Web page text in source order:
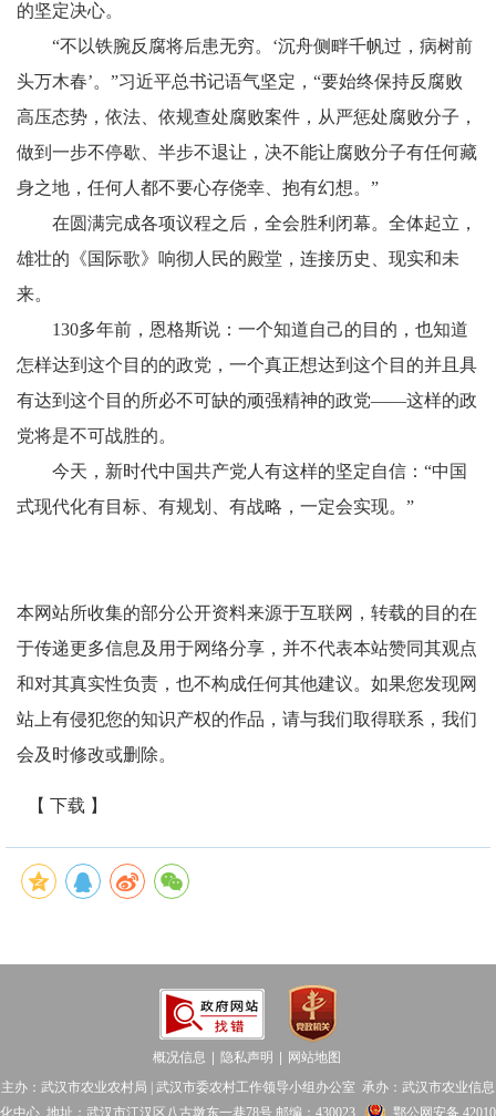
的坚定决心。
“不以铁腕反腐将后患无穷。‘沉舟侧畔千帆过，病树前
头万木春’。”习近平总书记语气坚定，“要始终保持反腐败
高压态势，依法、依规查处腐败案件，从严惩处腐败分子，
做到一步不停歇、半步不退让，决不能让腐败分子有任何藏
身之地，任何人都不要心存侥幸、抱有幻想。”
在圆满完成各项议程之后，全会胜利闭幕。全体起立，
雄壮的《国际歌》响彻人民的殿堂，连接历史、现实和未
来。
130多年前，恩格斯说：一个知道自己的目的，也知道
怎样达到这个目的的政党，一个真正想达到这个目的并且具
有达到这个目的所必不可缺的顽强精神的政党——这样的政
党将是不可战胜的。
今天，新时代中国共产党人有这样的坚定自信：“中国
式现代化有目标、有规划、有战略，一定会实现。”
本网站所收集的部分公开资料来源于互联网，转载的目的在
于传递更多信息及用于网络分享，并不代表本站赞同其观点
和对其真实性负责，也不构成任何其他建议。如果您发现网
站上有侵犯您的知识产权的作品，请与我们取得联系，我们
会及时修改或删除。
【 下载 】
概况信息 隐私声明
网站地图
主办：武汉市农业农村局 | 武汉市委农村工作领导小组办公室 承办：武汉市农业信息